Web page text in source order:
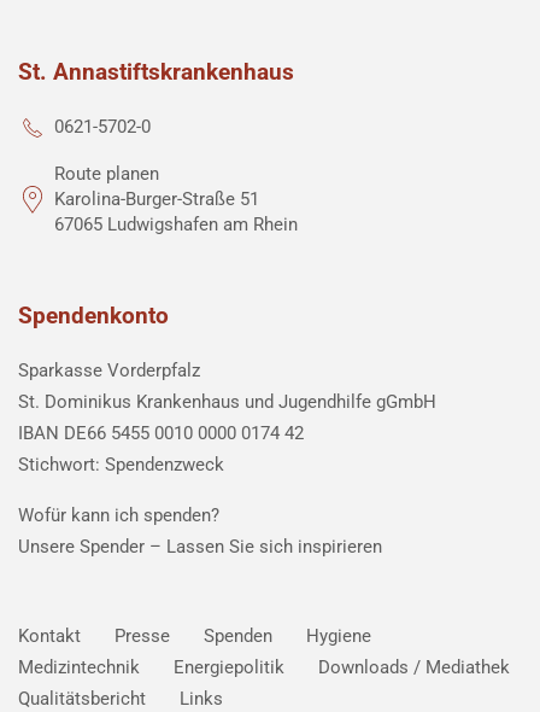
St. Annastiftskrankenhaus
0621-5702-0
Route planen
Karolina-Burger-Straße 51
67065 Ludwigshafen am Rhein
Spendenkonto
Sparkasse Vorderpfalz
St. Dominikus Krankenhaus und Jugendhilfe gGmbH
IBAN DE66 5455 0010 0000 0174 42
Stichwort: Spendenzweck
Wofür kann ich spenden?
Unsere Spender – Lassen Sie sich inspirieren
Kontakt Presse Spenden
Hygiene
Medizintechnik
Energiepolitik
Downloads / Mediathek
Qualitätsbericht
Links